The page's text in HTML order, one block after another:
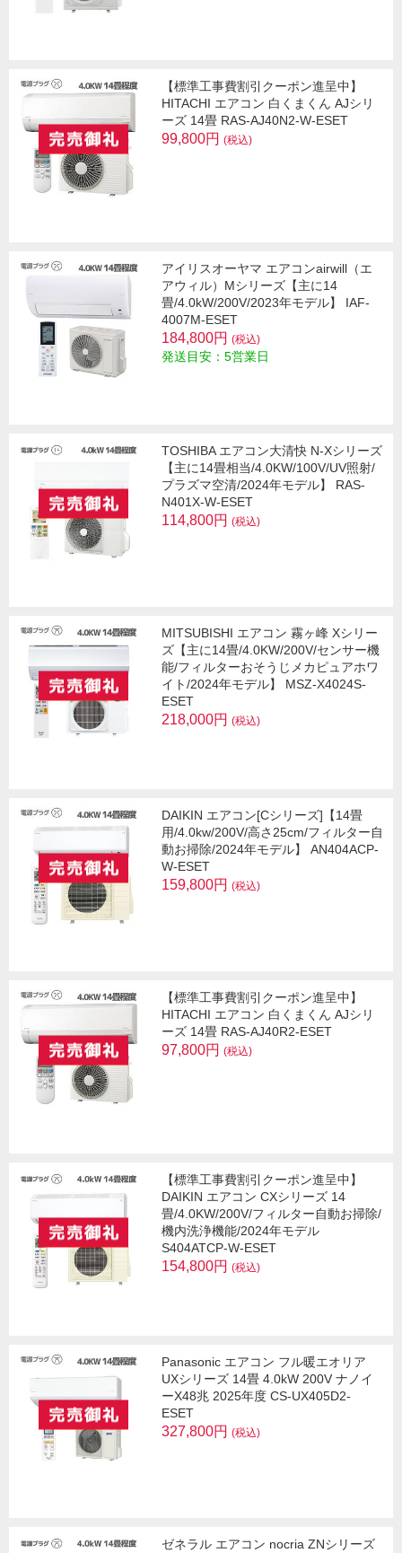
【標準工事費割引クーポン進呈中】
HITACHI エアコン 白くまくん AJシリ
ーズ 14畳 RAS-AJ40N2-W-ESET
99,800円 (税込)
アイリスオーヤマ エアコンairwill（エ
アウィル）Mシリーズ【主に14
畳/4.0kW/200V/2023年モデル】 IAF-
4007M-ESET
184,800円 (税込)
発送目安：5営業日
TOSHIBA エアコン大清快 N-Xシリーズ
【主に14畳相当/4.0KW/100V/UV照射/
プラズマ空清/2024年モデル】 RAS-
N401X-W-ESET
114,800円 (税込)
MITSUBISHI エアコン 霧ヶ峰 Xシリー
ズ【主に14畳/4.0KW/200V/センサー機
能/フィルターおそうじメカピュアホワ
イト/2024年モデル】 MSZ-X4024S-
ESET
218,000円 (税込)
DAIKIN エアコン[Cシリーズ]【14畳
用/4.0kw/200V/高さ25cm/フィルター自
動お掃除/2024年モデル】 AN404ACP-
W-ESET
159,800円 (税込)
【標準工事費割引クーポン進呈中】
HITACHI エアコン 白くまくん AJシリ
ーズ 14畳 RAS-AJ40R2-ESET
97,800円 (税込)
【標準工事費割引クーポン進呈中】
DAIKIN エアコン CXシリーズ 14
畳/4.0KW/200V/フィルター自動お掃除/
機内洗浄機能/2024年モデル
S404ATCP-W-ESET
154,800円 (税込)
Panasonic エアコン フル暖エオリア
UXシリーズ 14畳 4.0kW 200V ナノイ
ーX48兆 2025年度 CS-UX405D2-
ESET
327,800円 (税込)
ゼネラル エアコン nocria ZNシリーズ